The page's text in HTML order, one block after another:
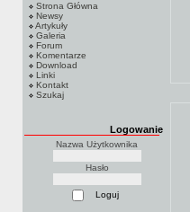
Strona Główna
Newsy
Artykuły
Galeria
Forum
Komentarze
Download
Linki
Kontakt
Szukaj
Logowanie
Nazwa Użytkownika
Hasło